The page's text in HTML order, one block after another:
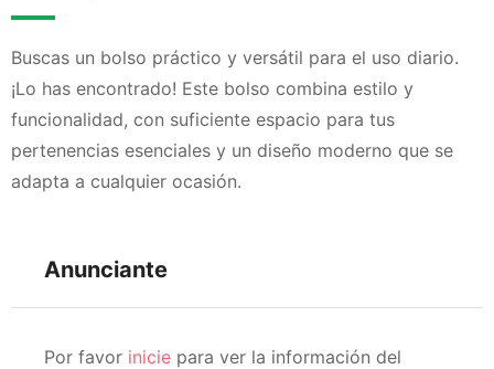
Buscas un bolso práctico y versátil para el uso diario.
¡Lo has encontrado! Este bolso combina estilo y
funcionalidad, con suficiente espacio para tus
pertenencias esenciales y un diseño moderno que se
adapta a cualquier ocasión.
Anunciante
Por favor inicie para ver la información del